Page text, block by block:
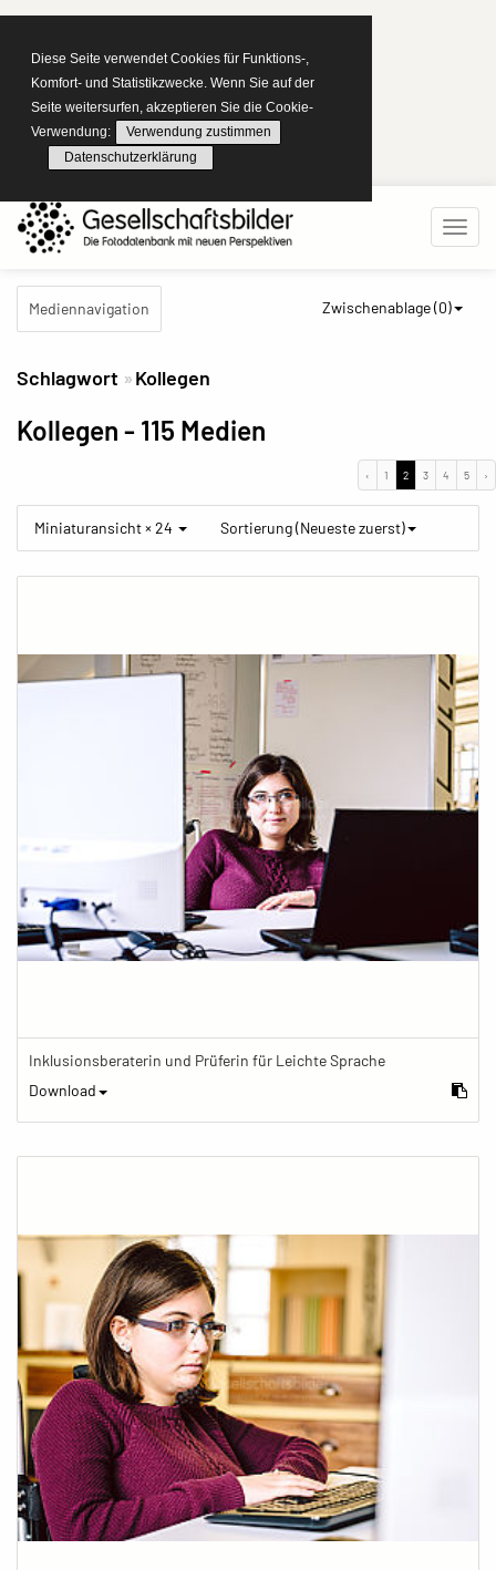
Diese Seite verwendet Cookies für Funktions-,
Komfort- und Statistikzwecke. Wenn Sie auf der
Seite weitersurfen, akzeptieren Sie die Cookie-
Verwendung:
Verwendung zustimmen
Datenschutzerklärung
Mediennavigation Zwischenablage (0)
Schlagwort Kollegen
Kollegen - 115 Medien
‹ 1 2 3 4 5 ›
Miniaturansicht × 24 Sortierung (Neueste zuerst)
Inklusionsberaterin und Prüferin für Leichte Sprache
Download